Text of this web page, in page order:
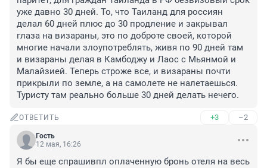
уже давно 30 дней. То, что Таиланд для россиян
делал 60 дней плюс до 30 продление и закрывал
глаза на визараны, это по доброте своей, которой
многие начали злоупотреблять, живя по 90 дней там
и визараны делая в Камбоджу и Лаос с Мьянмой и
Малайзией. Теперь строже все, и визараны почти
прикрыли по земле, а на самолете не налетаешься.
Туристу там реально больше 30 дней делать нечего.
ОТВЕТИТЬ +3 –2
Гость
12 мая, 16:26
Я бы еще спрашивпл оплаченную бронь отеля на весь